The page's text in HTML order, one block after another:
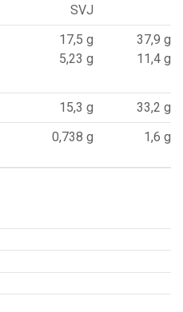
SVJ
17,5 g
5,23 g
37,9 g
11,4 g
15,3 g
33,2 g
0,738 g 1,6 g